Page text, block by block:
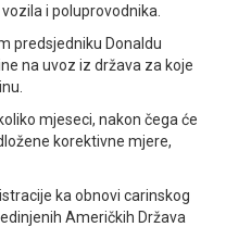
i poluprovodnika.
predsjedniku Donaldu
na uvoz iz država za koje
mjeseci, nakon čega će
korektivne mjere,
ka obnovi carinskog
Američkih Država